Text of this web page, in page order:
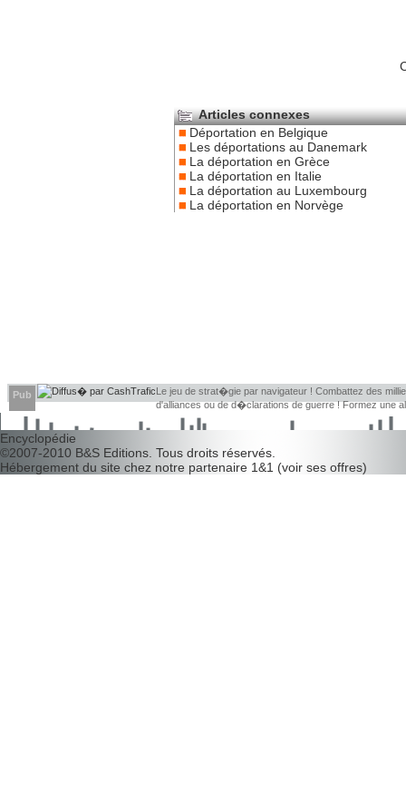
Articles connexes
Déportation en Belgique
Les déportations au Danemark
La déportation en Grèce
La déportation en Italie
La déportation au Luxembourg
La déportation en Norvège
Pub
Le jeu de strat�gie par navigateur ! Combattez des
d'alliances ou de d�clarations de guerre ! Formez une
d�couvrir leurs faiblesses !
Encyclopédie
©2007-2010 B&S Editions . Tous droits réservés.
Hébergement du site chez notre partenaire 1&1 (voir ses offres)